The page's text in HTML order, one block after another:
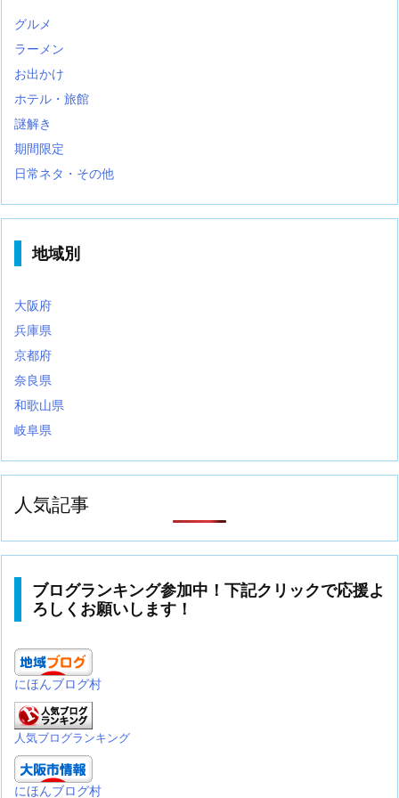
グルメ
ラーメン
お出かけ
ホテル・旅館
謎解き
期間限定
日常ネタ・その他
地域別
大阪府
兵庫県
京都府
奈良県
和歌山県
岐阜県
人気記事
ブログランキング参加中！下記クリックで応援よ
ろしくお願いします！
にほんブログ村
人気ブログランキング
にほんブログ村